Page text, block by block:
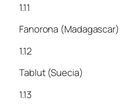
1.11
Fanorona (Madagascar)
1.12
Tablut (Suecia)
1.13